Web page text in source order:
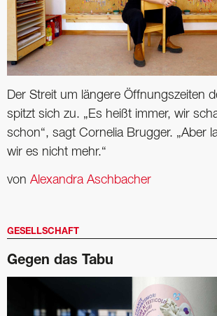
Der Streit um längere Öffnungszeiten
spitzt sich zu. „Es heißt immer, wir
schon“, sagt Cornelia Brugger. „Aber
wir es nicht mehr.“
von Alexandra Aschbacher
GESELLSCHAFT
Gegen das Tabu